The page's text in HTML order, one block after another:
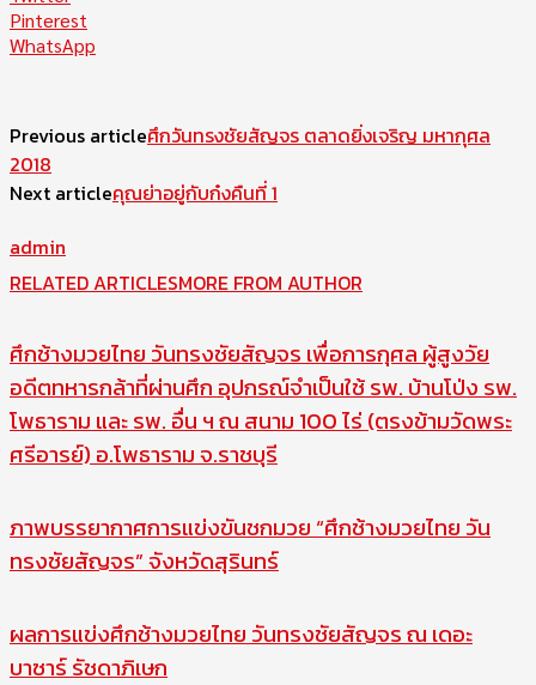
Pinterest
WhatsApp
Previous articleศึกวันทรงชัยสัญจร ตลาดยิ่งเจริญ มหากุศล
2018
Next articleคุณย่าอยู่กับก๋งคืนที่ 1
admin
RELATED ARTICLESMORE FROM AUTHOR
ศึกช้างมวยไทย วันทรงชัยสัญจร เพื่อการกุศล ผู้สูงวัย
อดีตทหารกล้าที่ผ่านศึก อุปกรณ์จำเป็นใช้ รพ. บ้านโป่ง รพ.
โพธาราม และ รพ. อื่น ฯ ณ สนาม 100 ไร่ (ตรงข้ามวัดพระ
ศรีอารย์) อ.โพธาราม จ.ราชบุรี
ภาพบรรยากาศการแข่งขันชกมวย “ศึกช้างมวยไทย วัน
ทรงชัยสัญจร” จังหวัดสุรินทร์
ผลการแข่งศึกช้างมวยไทย วันทรงชัยสัญจร ณ เดอะ
บาซาร์ รัชดาภิเษก